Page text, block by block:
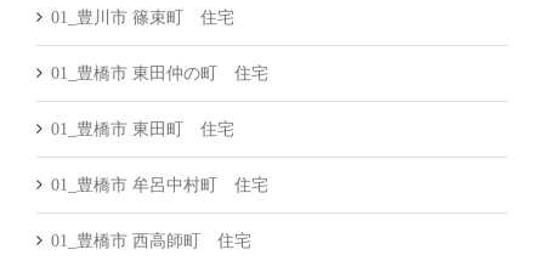
01_豊川市 篠束町 住宅
01_豊橋市 東田仲の町 住宅
01_豊橋市 東田町 住宅
01_豊橋市 牟呂中村町 住宅
01_豊橋市 西高師町 住宅